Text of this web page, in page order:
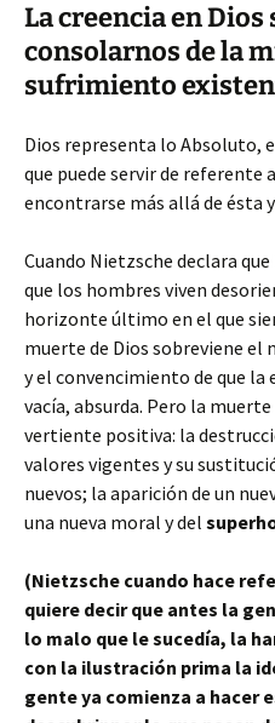
La creencia en Dios
consolarnos de la
sufrimiento
Dios representa lo Absoluto,
que puede servir de referente
encontrarse más allá de ésta
Cuando Nietzsche declara
que los hombres viven
horizonte último en el que
muerte de Dios sobreviene
y el convencimiento de que
vacía, absurda. Pero la
vertiente positiva: la
valores vigentes y su
nuevos; la aparición de un
una nueva moral y del
(Nietzsche cuando hace
quiere decir que antes la
lo malo que le sucedía, la
con la ilustración prima la
gente ya comienza a hacer